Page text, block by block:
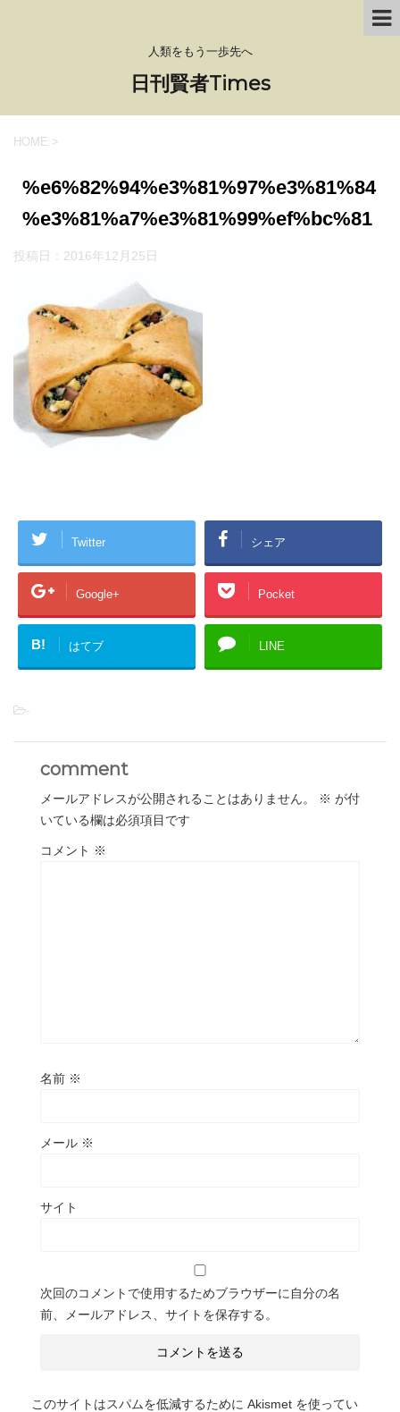
人類をもう一歩先へ
日刊賢者Times
HOME >
%e6%82%94%e3%81%97%e3%81%84
%e3%81%a7%e3%81%99%ef%bc%81
投稿日： 2016年12月25日
Twitter シェア
Google+ Pocket
B! はてブ LINE
-
comment
メールアドレスが公開されることはありません。 ※ が付
いている欄は必須項目です
コメント ※
名前 ※
メール ※
サイト
次回のコメントで使用するためブラウザーに自分の名
前、メールアドレス、サイトを保存する。
このサイトはスパムを低減するために Akismet を使ってい